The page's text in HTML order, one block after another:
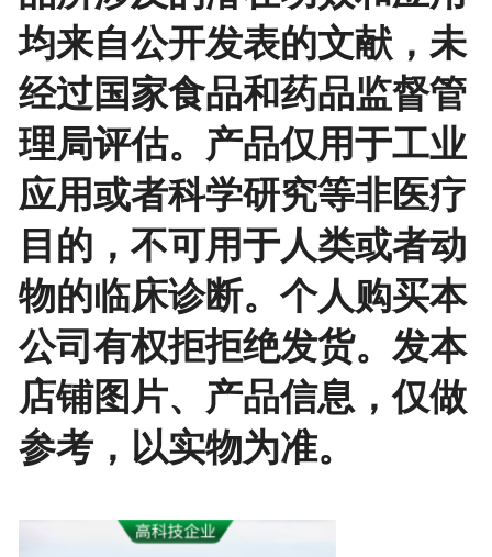
均来自公开发表的文献，未
经过国家食品和药品监督管
理局评估。产品仅用于工业
应用或者科学研究等非医疗
目的，不可用于人类或者动
物的临床诊断。个人购买本
公司有权拒拒绝发货。发本
店铺图片、产品信息，仅做
参考，以实物为准。